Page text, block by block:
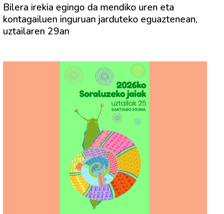
Bilera irekia egingo da mendiko uren eta
kontagailuen inguruan jarduteko eguaztenean,
uztailaren 29an